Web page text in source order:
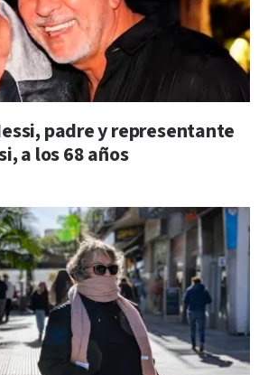
padre y representante
a los 68 años